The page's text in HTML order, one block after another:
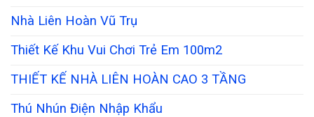
Nhà Liên Hoàn Vũ Trụ
Thiết Kế Khu Vui Chơi Trẻ Em 100m2
THIẾT KẾ NHÀ LIÊN HOÀN CAO 3 TẦNG
Thú Nhún Điện Nhập Khẩu